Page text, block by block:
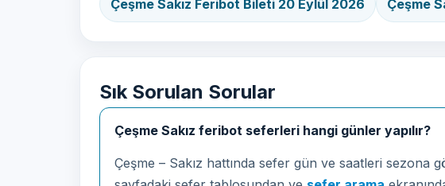
Çeşme Sakız Feribot Bileti 20 Eylül 2026 Çeşme
Sık Sorulan Sorular
Çeşme Sakız feribot seferleri hangi günler yapılır?
Çeşme – Sakız hattında sefer gün ve saatleri sezona